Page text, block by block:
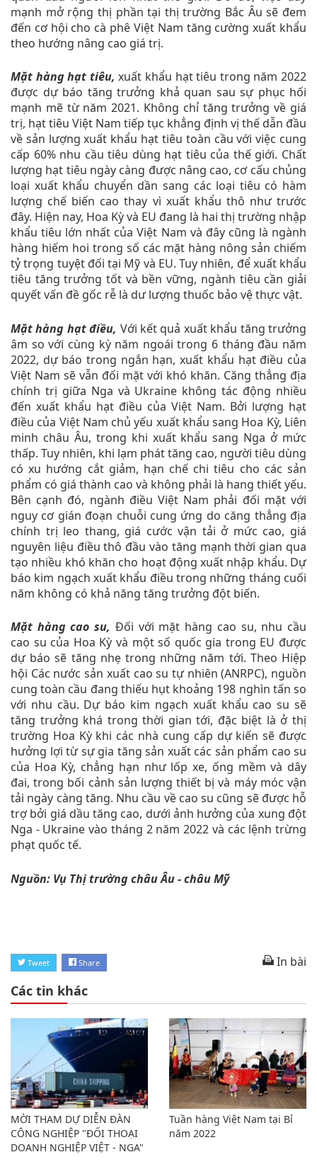
mạnh mở rộng thị phần tại thị trường Bắc Âu sẽ đem
đến cơ hội cho cà phê Việt Nam tăng cường xuất khẩu
theo hướng nâng cao giá trị.
Mặt hàng hạt tiêu, xuất khẩu hạt tiêu trong năm 2022
được dự báo tăng trưởng khả quan sau sự phục hối
mạnh mẽ từ năm 2021. Không chỉ tăng trưởng về giá
trị, hạt tiêu Việt Nam tiếp tục khẳng định vị thế dẫn đầu
về sản lượng xuất khẩu hạt tiêu toàn cầu với việc cung
cấp 60% nhu cầu tiêu dùng hạt tiêu của thế giới. Chất
lượng hạt tiêu ngày càng được nâng cao, cơ cấu chủng
loại xuất khẩu chuyển dần sang các loại tiêu có hàm
lượng chế biến cao thay vì xuất khẩu thô như trước
đây. Hiện nay, Hoa Kỳ và EU đang là hai thị trường nhập
khẩu tiêu lớn nhất của Việt Nam và đây cũng là ngành
hàng hiếm hoi trong số các mặt hàng nông sản chiếm
tỷ trọng tuyệt đối tại Mỹ và EU. Tuy nhiên, để xuất khẩu
tiêu tăng trưởng tốt và bền vững, ngành tiêu cần giải
quyết vấn đề gốc rễ là dư lượng thuốc bảo vệ thực vật.
Mặt hàng hạt điều, Với kết quả xuất khẩu tăng trưởng
âm so với cùng kỳ năm ngoái trong 6 tháng đầu năm
2022, dự báo trong ngắn hạn, xuất khẩu hạt điều của
Việt Nam sẽ vẫn đối mặt với khó khăn. Căng thẳng địa
chính trị giữa Nga và Ukraine không tác động nhiều
đến xuất khẩu hạt điều của Việt Nam. Bởi lượng hạt
điều của Việt Nam chủ yếu xuất khẩu sang Hoa Kỳ, Liên
minh châu Âu, trong khi xuất khẩu sang Nga ở mức
thấp. Tuy nhiên, khi lạm phát tăng cao, người tiêu dùng
có xu hướng cắt giảm, hạn chế chi tiêu cho các sản
phẩm có giá thành cao và không phải là hang thiết yếu.
Bên cạnh đó, ngành điều Việt Nam phải đối mặt với
nguy cơ gián đoạn chuỗi cung ứng do căng thẳng địa
chính trị leo thang, giá cước vận tải ở mức cao, giá
nguyên liệu điều thô đầu vào tăng mạnh thời gian qua
tạo nhiều khó khăn cho hoạt động xuất nhập khẩu. Dự
báo kim ngạch xuất khẩu điều trong những tháng cuối
năm không có khả năng tăng trưởng đột biến.
Mặt hàng cao su, Đối với mặt hàng cao su, nhu cầu
cao su của Hoa Kỳ và một số quốc gia trong EU được
dự báo sẽ tăng nhẹ trong những năm tới. Theo Hiệp
hội Các nước sản xuất cao su tự nhiên (ANRPC), nguồn
cung toàn cầu đang thiếu hụt khoảng 198 nghìn tấn so
với nhu cầu. Dự báo kim ngạch xuất khẩu cao su sẽ
tăng trưởng khá trong thời gian tới, đặc biệt là ở thị
trường Hoa Kỳ khi các nhà cung cấp dự kiến sẽ được
hưởng lợi từ sự gia tăng sản xuất các sản phẩm cao su
của Hoa Kỳ, chẳng hạn như lốp xe, ống mềm và dây
đai, trong bối cảnh sản lượng thiết bị và máy móc vận
tải ngày càng tăng. Nhu cầu về cao su cũng sẽ được hỗ
trợ bởi giá dầu tăng cao, dưới ảnh hưởng của xung đột
Nga - Ukraine vào tháng 2 năm 2022 và các lệnh trừng
phạt quốc tế.
Nguồn: Vụ Thị trường châu Âu - châu Mỹ
In bài
Tweet Share
Các tin khác
MỜI THAM DỰ DIỄN ĐÀN
CÔNG NGHIỆP "ĐỐI THOẠI
DOANH NGHIỆP VIỆT - NGA"
Tuần hàng Việt Nam tại Bỉ
năm 2022